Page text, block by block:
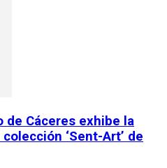
de Cáceres exhibe la
‘Sent-Art’ de